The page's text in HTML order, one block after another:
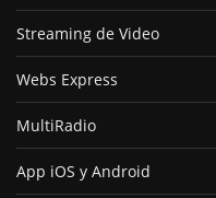
Streaming de Video
Webs Express
MultiRadio
App iOS y Android